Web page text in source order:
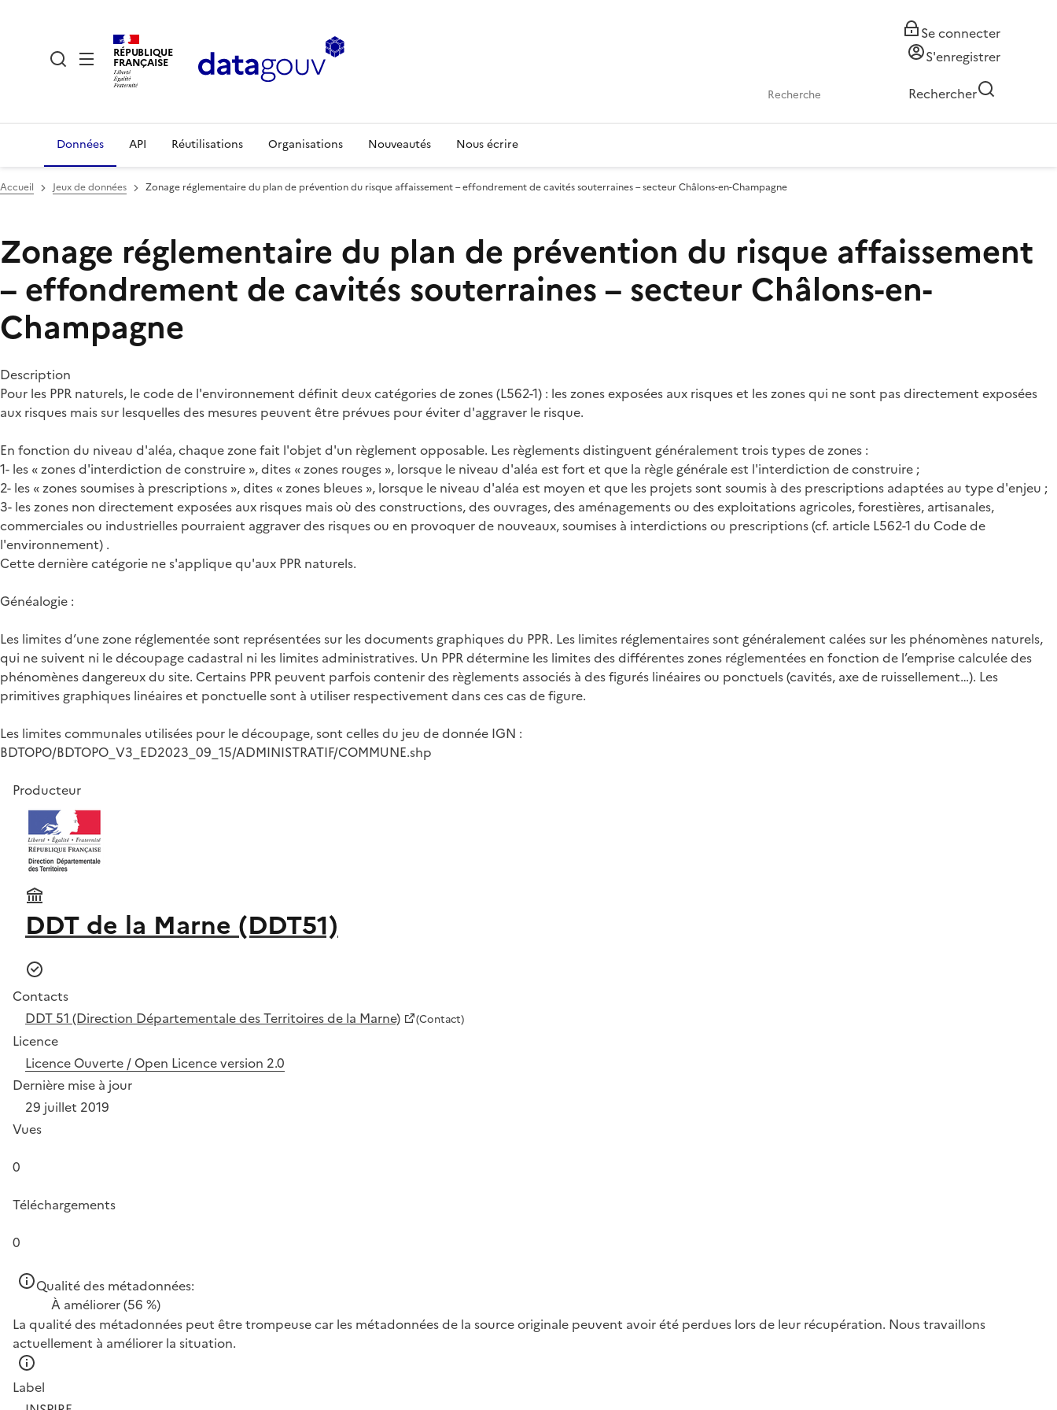
RÉPUBLIQUE
FRANÇAISE
Se connecter
S'enregistrer
Rechercher
Données API Réutilisations Organisations Nouveautés Nous écrire
Accueil Jeux de données Zonage réglementaire du plan de prévention du risque affaissement – effondrement de cavités souterraines – secteur Châlons-en-Champagne
Zonage réglementaire du plan de prévention du risque affaissement
– effondrement de cavités souterraines – secteur Châlons-en-
Champagne
Description
Pour les PPR naturels, le code de l'environnement définit deux catégories de zones (L562-1) : les zones exposées aux risques et les zones qui ne sont pas directement exposées
aux risques mais sur lesquelles des mesures peuvent être prévues pour éviter d'aggraver le risque.
En fonction du niveau d'aléa, chaque zone fait l'objet d'un règlement opposable. Les règlements distinguent généralement trois types de zones :
1- les « zones d'interdiction de construire », dites « zones rouges », lorsque le niveau d'aléa est fort et que la règle générale est l'interdiction de construire ;
2- les « zones soumises à prescriptions », dites « zones bleues », lorsque le niveau d'aléa est moyen et que les projets sont soumis à des prescriptions adaptées au type d'enjeu ;
3- les zones non directement exposées aux risques mais où des constructions, des ouvrages, des aménagements ou des exploitations agricoles, forestières, artisanales,
commerciales ou industrielles pourraient aggraver des risques ou en provoquer de nouveaux, soumises à interdictions ou prescriptions (cf. article L562-1 du Code de
l'environnement) .
Cette dernière catégorie ne s'applique qu'aux PPR naturels.
Généalogie :
Les limites d’une zone réglementée sont représentées sur les documents graphiques du PPR. Les limites réglementaires sont généralement calées sur les phénomènes naturels,
qui ne suivent ni le découpage cadastral ni les limites administratives. Un PPR détermine les limites des différentes zones réglementées en fonction de l’emprise calculée des
phénomènes dangereux du site. Certains PPR peuvent parfois contenir des règlements associés à des figurés linéaires ou ponctuels (cavités, axe de ruissellement…). Les
primitives graphiques linéaires et ponctuelle sont à utiliser respectivement dans ces cas de figure.
Les limites communales utilisées pour le découpage, sont celles du jeu de donnée IGN :
BDTOPO/BDTOPO_V3_ED2023_09_15/ADMINISTRATIF/COMMUNE.shp
Producteur
DDT de la Marne (DDT51)
Contacts
DDT 51 (Direction Départementale des Territoires de la Marne)
(Contact)
Licence
Licence Ouverte / Open Licence version 2.0
Dernière mise à jour
29 juillet 2019
Vues
0
Téléchargements
0
Qualité des métadonnées:
À améliorer(56 %)
La qualité des métadonnées peut être trompeuse car les métadonnées de la source originale peuvent avoir été perdues lors de leur récupération. Nous travaillons
actuellement à améliorer la situation.
Label